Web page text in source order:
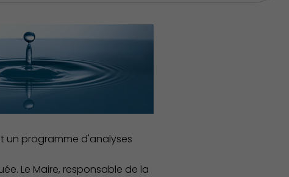
un programme d'analyses
Le Maire, responsable de la